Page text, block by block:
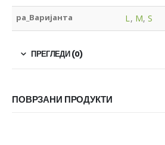
pa_Варијанта L, M, S
ПРЕГЛЕДИ (0)
ПОВРЗАНИ ПРОДУКТИ